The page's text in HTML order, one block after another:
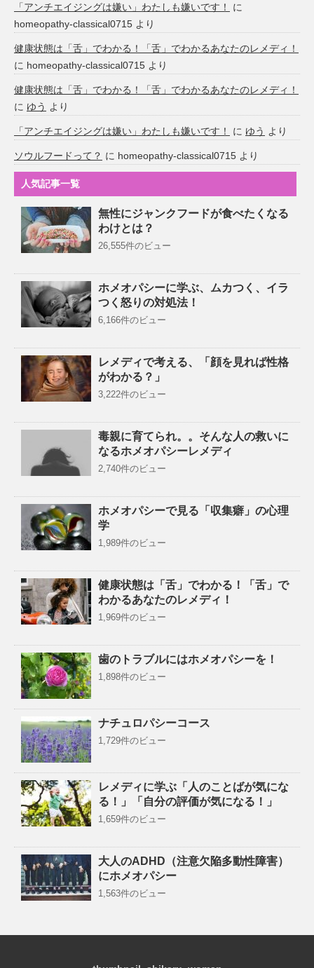
「アンチエイジングは嫌い」わたしも嫌いです！
に
homeopathy-classical0715 より
健康状態は「舌」でわかる！「舌」でわかるあなたのレメディ！
に homeopathy-classical0715 より
健康状態は「舌」でわかる！「舌」でわかるあなたのレメディ！
に ゆう より
「アンチエイジングは嫌い」わたしも嫌いです！ に ゆう より
ソウルフードって？ に homeopathy-classical0715 より
人気記事一覧
無性にジャンクフードが食べたくなる
わけとは？
26,555件のビュー
ホメオパシーに学ぶ、ムカつく、イラ
つく怒りの対処法！
6,166件のビュー
レメディで考える、「顔を見れば性格
がわかる？」
3,222件のビュー
毒親に育てられ。。そんな人の救いに
なるホメオパシーレメディ
2,740件のビュー
ホメオパシーで見る「収集癖」の心理
学
1,989件のビュー
健康状態は「舌」でわかる！「舌」で
わかるあなたのレメディ！
1,969件のビュー
歯のトラブルにはホメオパシーを！
1,898件のビュー
ナチュロパシーコース
1,729件のビュー
レメディに学ぶ「人のことばが気にな
る！」「自分の評価が気になる！」
1,659件のビュー
大人のADHD（注意欠陥多動性障害）
にホメオパシー
1,563件のビュー